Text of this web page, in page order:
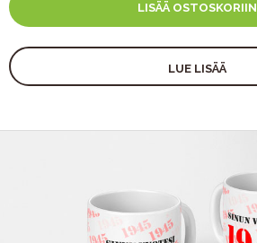
LISÄÄ OSTOSKORIIN
LUE LISÄÄ